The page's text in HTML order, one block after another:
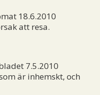
18.6.2010
att resa.
7.5.2010
är inhemskt, och